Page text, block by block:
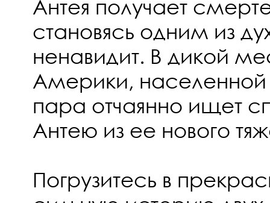
Антея получает
становясь одним из
ненавидит. В дикой
Америки,
пара отчаянно ищет
Антею из ее нового
Погрузитесь в